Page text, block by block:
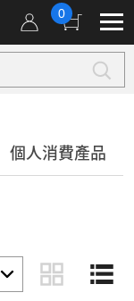
0
個人消費產品